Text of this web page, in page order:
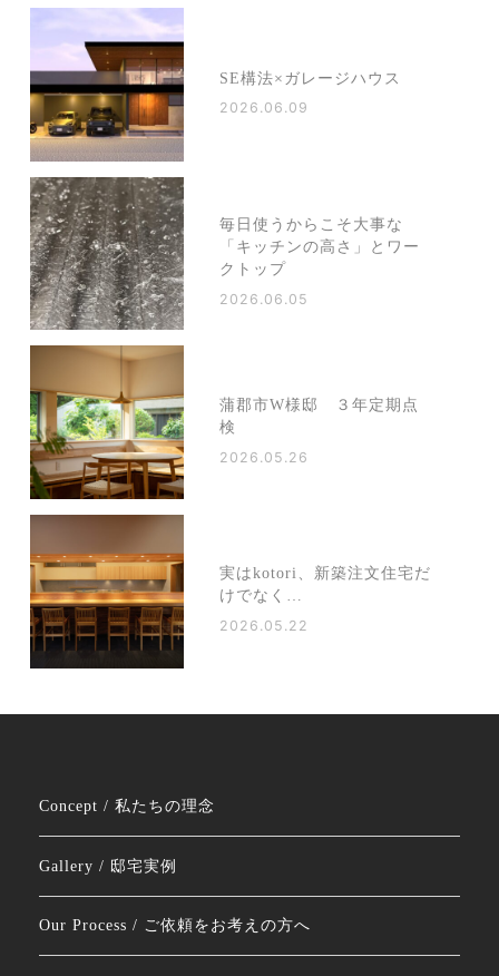
SE構法×ガレージハウス
2026.06.09
毎日使うからこそ大事な
「キッチンの高さ」とワー
クトップ
2026.06.05
蒲郡市W様邸 ３年定期点
検
2026.05.26
実はkotori、新築注文住宅だ
けでなく…
2026.05.22
Concept / 私たちの理念
Gallery / 邸宅実例
Our Process / ご依頼をお考えの方へ